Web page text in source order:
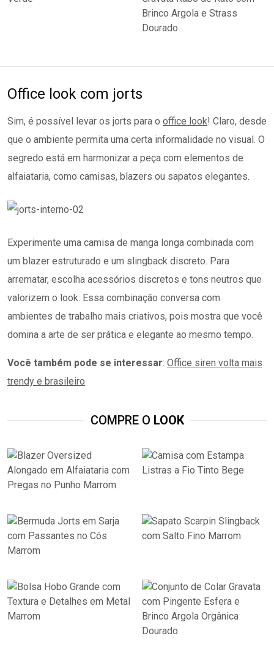
Office look com jorts
Sim, é possível levar os jorts para o office look! Claro, desde
que o ambiente permita uma certa informalidade no visual. O
segredo está em harmonizar a peça com elementos de
alfaiataria, como camisas, blazers ou sapatos elegantes.
Experimente uma camisa de manga longa combinada com
um blazer estruturado e um slingback discreto. Para
arrematar, escolha acessórios discretos e tons neutros que
valorizem o look. Essa combinação conversa com
ambientes de trabalho mais criativos, pois mostra que você
domina a arte de ser prática e elegante ao mesmo tempo.
Você também pode se interessar: Office siren volta mais
trendy e brasileiro
COMPRE O LOOK